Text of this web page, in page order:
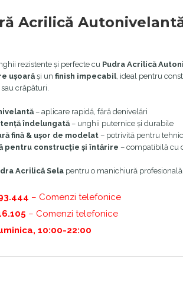
Acrilică
rezistente și perfecte cu Pudra Acrilică
ușoară și un finish impecabil, ideal pentru
crăpături.
– aplicare rapidă, fără denivelări
îndelungată– unghii puternice și durabile
fină & ușor de modelat– potrivită pentru
pentru construcție și întărire – compatibilă cu
Acrilică Sela pentru o manichiură profesională
– Comenzi telefonice
– Comenzi telefonice
10:00-22:00